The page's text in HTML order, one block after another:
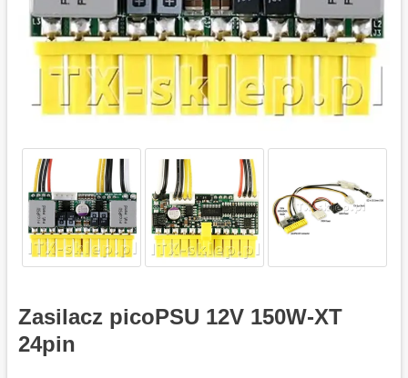
Zasilacz picoPSU 12V 150W-XT
24pin